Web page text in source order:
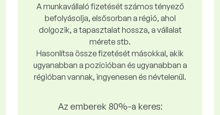
A munkavállaló fizetését számos tényező
befolyásolja, elsősorban a régió, ahol
dolgozik, a tapasztalat hossza, a vállalat
mérete stb.
Hasonlítsa össze fizetését másokkal, akik
ugyanabban a pozícióban és ugyanabban a
régióban vannak, ingyenesen és névtelenül.
Az emberek 80%-a keres: